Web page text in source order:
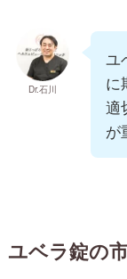
Dr.石川
ユ
に
適
が
ユベラ錠の